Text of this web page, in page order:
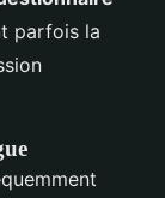
parfois la